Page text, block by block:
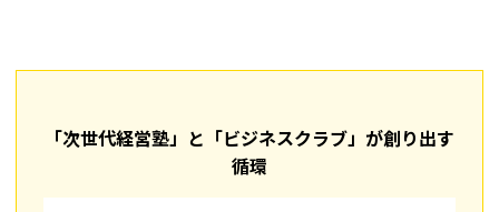
「次世代経営塾」と「ビジネスクラブ」が創り出す
循環